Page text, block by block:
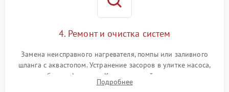
4. Ремонт и очистка систем
Замена неисправного нагревателя, помпы или заливного
шланга с аквастопом. Устранение засоров в улитке насоса,
патрубках и фильтрах. Компонентный ремонт платы
управления, восстановление поврежденной проводки.
Подробнее